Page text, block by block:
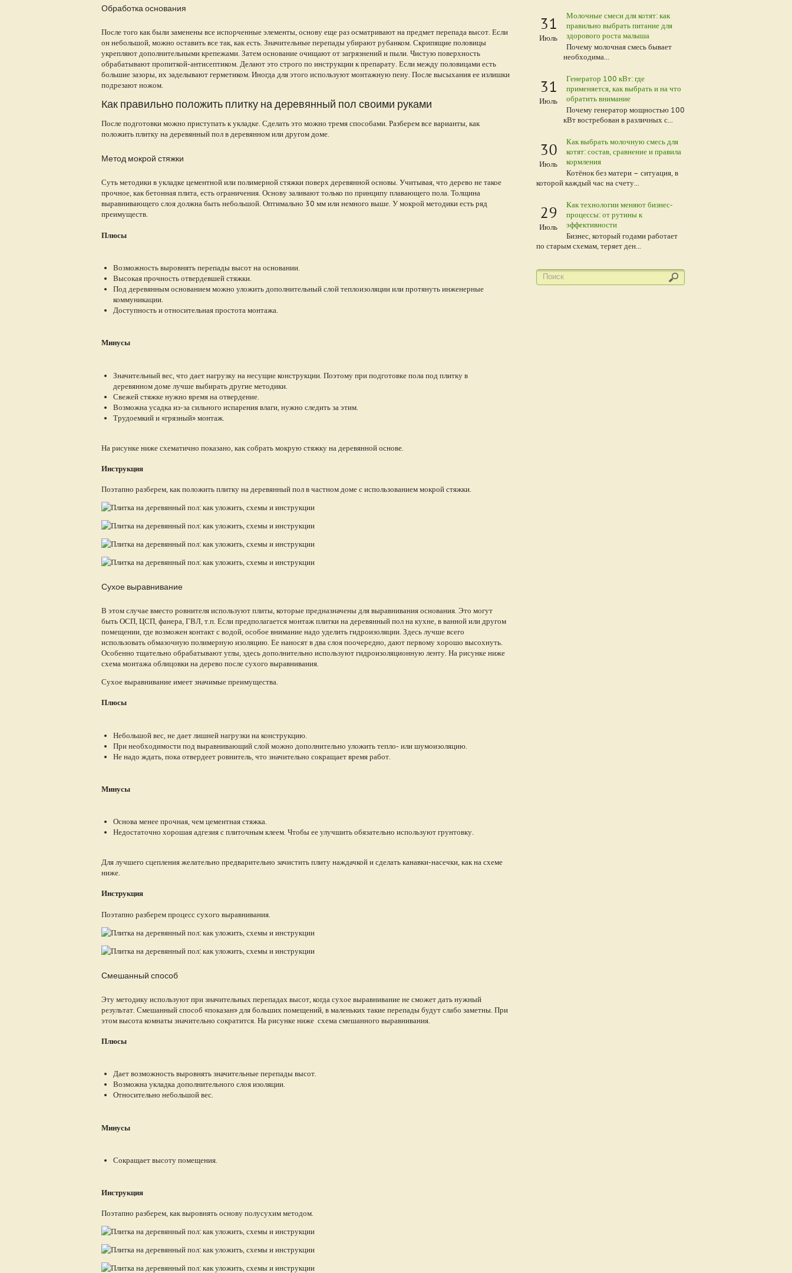
31
Июль
Молочные смеси для котят: как
правильно выбрать питание для
здорового роста малыша
Почему молочная смесь бывает
необходима...
31
Июль
Генератор 100 кВт: где
применяется, как выбрать и на что
обратить внимание
Почему генератор мощностью 100
кВт востребован в различных с...
30
Июль
Как выбрать молочную смесь для
котят: состав, сравнение и правила
кормления
Котёнок без матери – ситуация, в
которой каждый час на счету...
29
Июль
Как технологии меняют бизнес-
процессы: от рутины к
эффективности
Бизнес, который годами работает
по старым схемам, теряет ден...
Обработка основания
После того как были заменены все испорченные элементы, основу еще раз осматривают на предмет перепада высот. Если
он небольшой, можно оставить все так, как есть. Значительные перепады убирают рубанком. Скрипящие половицы
укрепляют дополнительными крепежами. Затем основание очищают от загрязнений и пыли. Чистую поверхность
обрабатывают пропиткой-антисептиком. Делают это строго по инструкции к препарату. Если между половицами есть
большие зазоры, их заделывают герметиком. Иногда для этого используют монтажную пену. После высыхания ее излишки
подрезают ножом.
Как правильно положить плитку на деревянный пол своими руками
После подготовки можно приступать к укладке. Сделать это можно тремя способами. Разберем все варианты, как
положить плитку на деревянный пол в деревянном или другом доме.
Метод мокрой стяжки
Суть методики в укладке цементной или полимерной стяжки поверх деревянной основы. Учитывая, что дерево не такое
прочное, как бетонная плита, есть ограничения. Основу заливают только по принципу плавающего пола. Толщина
выравнивающего слоя должна быть небольшой. Оптимально 30 мм или немного выше. У мокрой методики есть ряд
преимуществ.
Плюсы
Возможность выровнять перепады высот на основании.
Высокая прочность отвердевшей стяжки.
Под деревянным основанием можно уложить дополнительный слой теплоизоляции или протянуть инженерные
коммуникации.
Доступность и относительная простота монтажа.
Минусы
Значительный вес, что дает нагрузку на несущие конструкции. Поэтому при подготовке пола под плитку в
деревянном доме лучше выбирать другие методики.
Свежей стяжке нужно время на отвердение.
Возможна усадка из-за сильного испарения влаги, нужно следить за этим.
Трудоемкий и «грязный» монтаж.
На рисунке ниже схематично показано, как собрать мокрую стяжку на деревянной основе.
Инструкция
Поэтапно разберем, как положить плитку на деревянный пол в частном доме с использованием мокрой стяжки.
Сухое выравнивание
В этом случае вместо ровнителя используют плиты, которые предназначены для выравнивания основания. Это могут
быть ОСП, ЦСП, фанера, ГВЛ, т.п. Если предполагается монтаж плитки на деревянный пол на кухне, в ванной или другом
помещении, где возможен контакт с водой, особое внимание надо уделить гидроизоляции. Здесь лучше всего
использовать обмазочную полимерную изоляцию. Ее наносят в два слоя поочередно, дают первому хорошо высохнуть.
Особенно тщательно обрабатывают углы, здесь дополнительно используют гидроизоляционную ленту. На рисунке ниже
схема монтажа облицовки на дерево после сухого выравнивания.
Сухое выравнивание имеет значимые преимущества.
Плюсы
Небольшой вес, не дает лишней нагрузки на конструкцию.
При необходимости под выравнивающий слой можно дополнительно уложить тепло- или шумоизоляцию.
Не надо ждать, пока отвердеет ровнитель, что значительно сокращает время работ.
Минусы
Основа менее прочная, чем цементная стяжка.
Недостаточно хорошая адгезия с плиточным клеем. Чтобы ее улучшить обязательно используют грунтовку.
Для лучшего сцепления желательно предварительно зачистить плиту наждачкой и сделать канавки-насечки, как на схеме
ниже.
Инструкция
Поэтапно разберем процесс сухого выравнивания.
Смешанный способ
Эту методику используют при значительных перепадах высот, когда сухое выравнивание не сможет дать нужный
результат. Смешанный способ «показан» для больших помещений, в маленьких такие перепады будут слабо заметны. При
этом высота комнаты значительно сократится. На рисунке ниже схема смешанного выравнивания.
Плюсы
Дает возможность выровнять значительные перепады высот.
Возможна укладка дополнительного слоя изоляции.
Относительно небольшой вес.
Минусы
Сокращает высоту помещения.
Инструкция
Поэтапно разберем, как выровнять основу полусухим методом.